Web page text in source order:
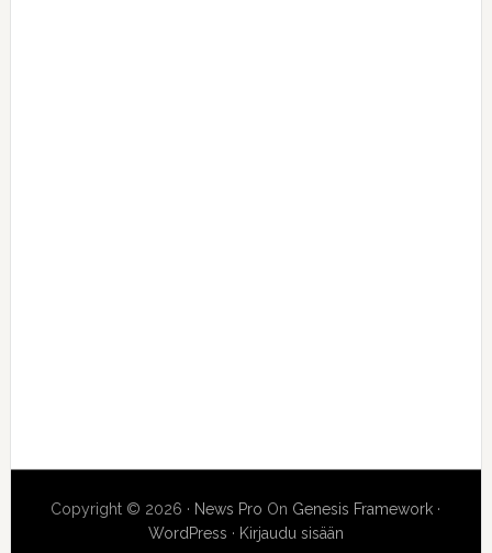
Copyright © 2026 · News Pro On Genesis Framework ·
WordPress · Kirjaudu sisään